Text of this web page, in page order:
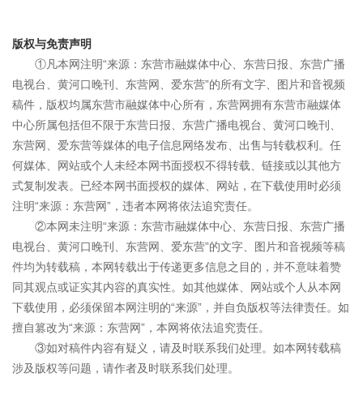
版权与免责声明
①凡本网注明“来源：东营市融媒体中心、东营日报、东营广播
电视台、黄河口晚刊、东营网、爱东营”的所有文字、图片和音视频
稿件，版权均属东营市融媒体中心所有，东营网拥有东营市融媒体
中心所属包括但不限于东营日报、东营广播电视台、黄河口晚刊、
东营网、爱东营等媒体的电子信息网络发布、出售与转载权利。任
何媒体、网站或个人未经本网书面授权不得转载、链接或以其他方
式复制发表。已经本网书面授权的媒体、网站，在下载使用时必须
注明“来源：东营网”，违者本网将依法追究责任。
②本网未注明“来源：东营市融媒体中心、东营日报、东营广播
电视台、黄河口晚刊、东营网、爱东营”的文字、图片和音视频等稿
件均为转载稿，本网转载出于传递更多信息之目的，并不意味着赞
同其观点或证实其内容的真实性。如其他媒体、网站或个人从本网
下载使用，必须保留本网注明的“来源”，并自负版权等法律责任。如
擅自篡改为“来源：东营网”，本网将依法追究责任。
③如对稿件内容有疑义，请及时联系我们处理。如本网转载稿
涉及版权等问题，请作者及时联系我们处理。